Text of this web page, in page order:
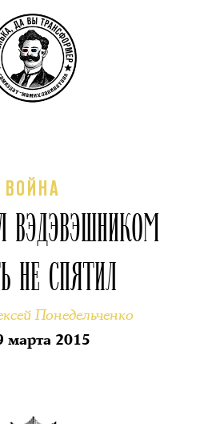
ВОЙНА
НЕ СПЯТИЛ
Понедельченко
марта 2015